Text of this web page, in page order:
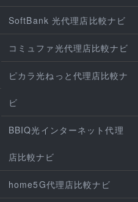
SoftBank 光代理店比較ナビ
コミュファ光代理店比較ナビ
ピカラ光ねっと代理店比較ナ
ビ
BBIQ光インターネット代理
店比較ナビ
home5G代理店比較ナビ